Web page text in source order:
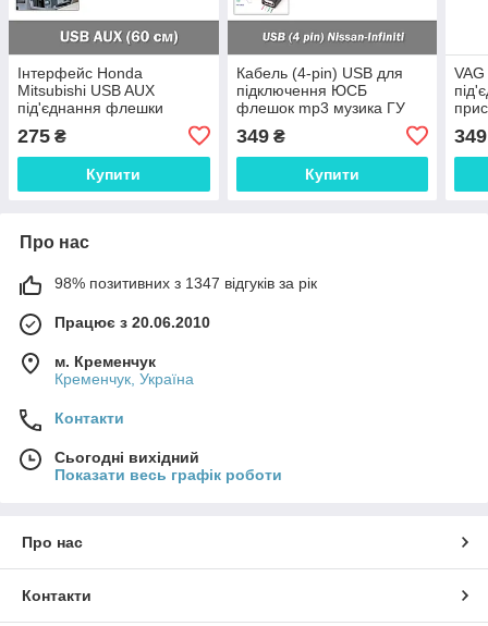
Інтерфейс Honda
Mitsubishi USB AUX
під'єднання флешки
відтворення музики mp3
WMA Cable Drive Data
Conversi
275 ₴
Купити
Кабель (4-pin) USB для
підключення ЮСБ
флешок mp3 музика ГУ
авто Nissan (Teana
Qashqai) Infiniti (M37)
349₴
Купити
446
349
Про нас
98% позитивних з 1347 відгуків за рік
Працює з 20.06.2010
м. Кременчук
Кременчук, Україна
Контакти
Сьогодні вихідний
Показати весь графік роботи
Про нас
Контакти